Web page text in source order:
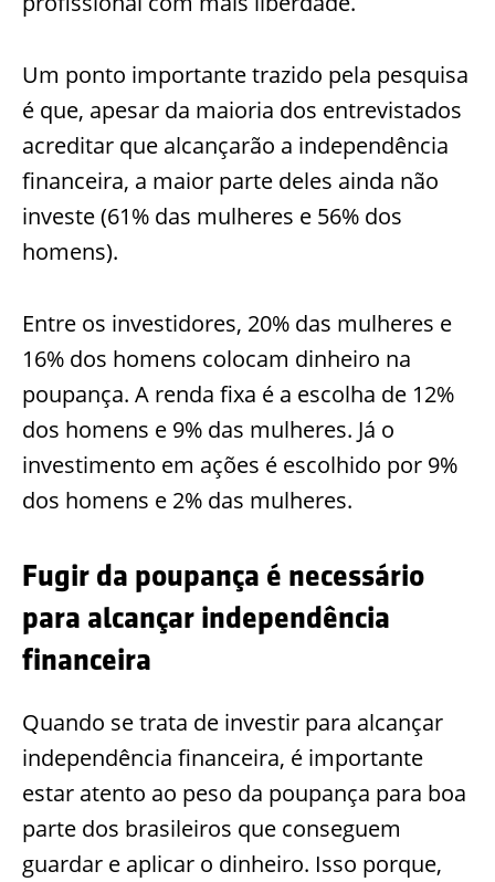
Um ponto importante trazido pela pesquisa
é que, apesar da maioria dos entrevistados
acreditar que alcançarão a independência
financeira, a maior parte deles ainda não
investe (61% das mulheres e 56% dos
homens).
Entre os investidores, 20% das mulheres e
16% dos homens colocam dinheiro na
poupança. A renda fixa é a escolha de 12%
dos homens e 9% das mulheres. Já o
investimento em ações é escolhido por 9%
dos homens e 2% das mulheres.
Fugir da poupança é necessário
para alcançar independência
financeira
Quando se trata de investir para alcançar
independência financeira, é importante
estar atento ao peso da poupança para boa
parte dos brasileiros que conseguem
guardar e aplicar o dinheiro. Isso porque,